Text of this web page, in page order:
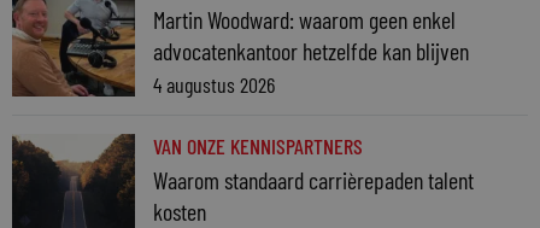
Martin Woodward: waarom geen enkel
advocatenkantoor hetzelfde kan blijven
4 augustus 2026
VAN ONZE KENNISPARTNERS
Waarom standaard carrièrepaden talent
kosten